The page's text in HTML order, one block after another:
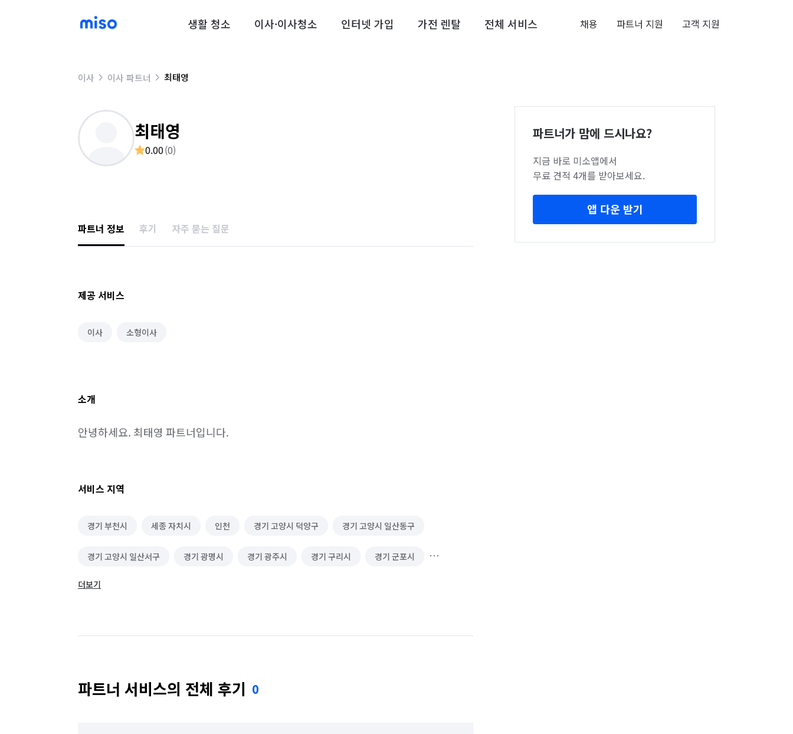
생활 청소 이사·이사청소 인터넷 가입 가전 렌탈 전체 서비스 채용 파트너 지원 고객 지원
이사 이사 파트너 최태영
최태영
0.00(0)
파트너 정보 후기 자주 묻는 질문
제공 서비스
이사 소형이사
소개
안녕하세요. 최태영 파트너입니다.
서비스 지역
경기 부천시 세종 자치시 인천 경기 고양시 덕양구 경기 고양시 일산동구
경기 고양시 일산서구 경기 광명시 경기 광주시 경기 구리시 경기 군포시
경기 김포시
서울 강남구 서울 강동구 서울 강서구
더보기
파트너 서비스의 전체 후기 0
파트너가 맘에 드시나요?
지금 바로 미소앱에서
무료 견적 4개를 받아보세요.
앱 다운 받기